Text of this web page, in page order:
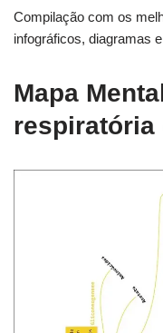
Compilação com os
infográficos, diagramas
Mapa
respiratória